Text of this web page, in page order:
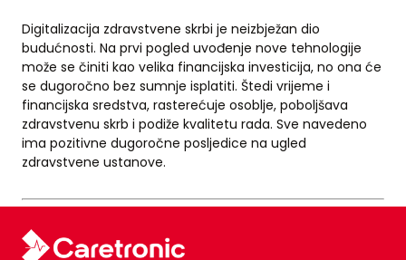
Digitalizacija zdravstvene skrbi je neizbježan dio
budućnosti. Na prvi pogled uvođenje nove tehnologije
može se činiti kao velika financijska investicija, no ona će
se dugoročno bez sumnje isplatiti. Štedi vrijeme i
financijska sredstva, rasterećuje osoblje, poboljšava
zdravstvenu skrb i podiže kvalitetu rada. Sve navedeno
ima pozitivne dugoročne posljedice na ugled
zdravstvene ustanove.